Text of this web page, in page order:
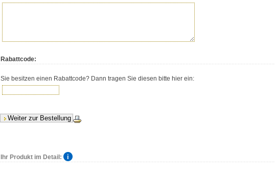
Rabattcode:
Sie besitzen einen Rabattcode? Dann tragen Sie diesen bitte hier ein:
Ihr Produkt im Detail: